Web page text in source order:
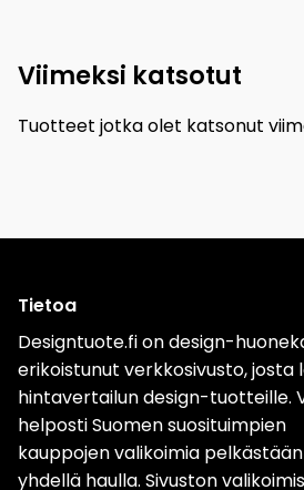
Viimeksi katsotut
Tuotteet jotka olet katsonut
Tietoa
Designtuote.fi on design-
erikoistunut verkkosivusto, josta
hintavertailun design-tuotteille.
helposti Suomen suosituimpien
kauppojen valikoimia pelkästään
yhdellä haulla. Sivuston